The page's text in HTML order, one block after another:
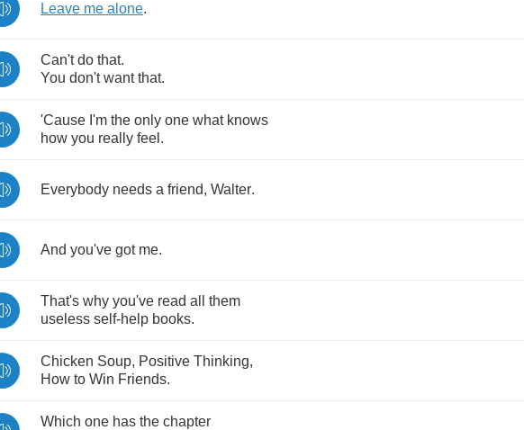
Leave me alone.
Can't do that.
You don't want that.
'Cause I'm the only one what knows
how you really feel .
Everybody needs a friend, Walter.
And you've got me.
That's why you've read all
them
useless self-help books.
Chicken Soup, Positive Thinking,
How to Win Friends.
Which one has the chapter